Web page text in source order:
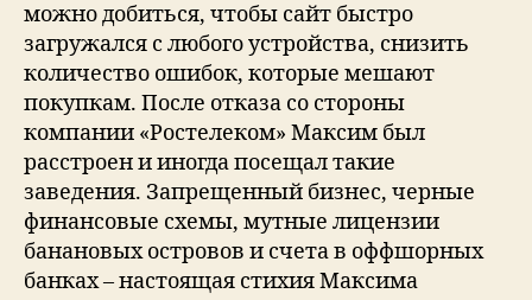
можно добиться, чтобы сайт быстро
загружался с любого устройства, снизить
количество ошибок, которые мешают
покупкам. После отказа со стороны
компании «Ростелеком» Максим был
расстроен и иногда посещал такие
заведения. Запрещенный бизнес, черные
финансовые схемы, мутные лицензии
банановых островов и счета в оффшорных
банках – настоящая стихия Максима